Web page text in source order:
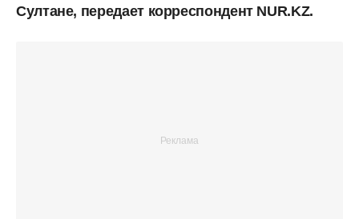
Султане, передает корреспондент NUR.KZ.